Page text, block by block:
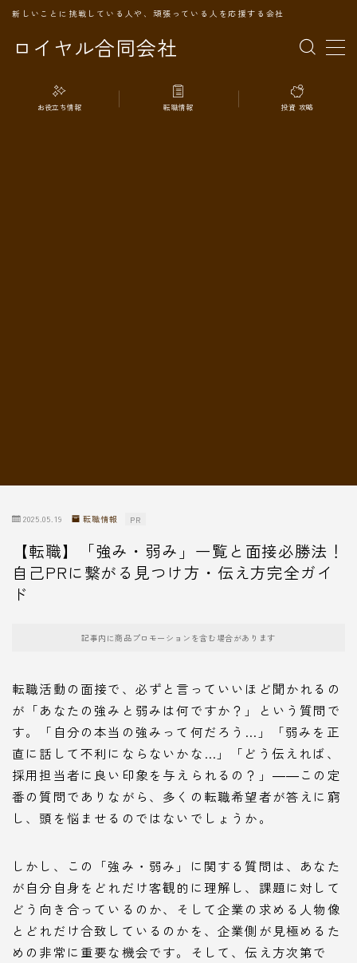
ロイヤル合同会社
新しいことに挑戦している人や、頑張っている人を応援する会社
MENU
TOPページ
お役立ち情報 転職情報 投資 攻略
2025.05.19 転職情報 PR
【転職】「強み・弱み」一覧と面接必勝法！
自己PRに繋がる見つけ方・伝え方完全ガイ
ド
記事内に商品プロモーションを含む場合があります
転職活動の面接で、必ずと言っていいほど聞かれるの
が「あなたの強みと弱みは何ですか？」という質問で
す。「自分の本当の強みって何だろう…」「弱みを正
直に話して不利にならないかな…」「どう伝えれば、
採用担当者に良い印象を与えられるの？」――この定
番の質問でありながら、多くの転職希望者が答えに窮
し、頭を悩ませるのではないでしょうか。
しかし、この「強み・弱み」に関する質問は、あなた
が自分自身をどれだけ客観的に理解し、課題に対して
どう向き合っているのか、そして企業の求める人物像
とどれだけ合致しているのかを、企業側が見極めるた
めの非常に重要な機会です。そして、伝え方次第で